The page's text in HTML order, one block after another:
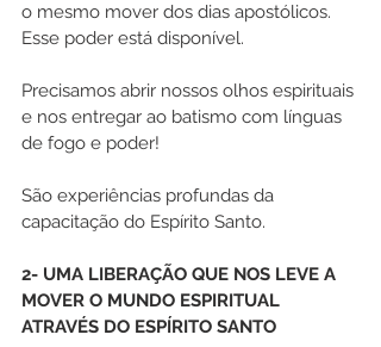
o mesmo mover dos dias apostólicos.
Esse poder está disponível.
Precisamos abrir nossos olhos espirituais
e nos entregar ao batismo com línguas
de fogo e poder!
São experiências profundas da
capacitação do Espírito Santo.
2- UMA LIBERAÇÃO QUE NOS LEVE A
MOVER O MUNDO ESPIRITUAL
ATRAVÉS DO ESPÍRITO SANTO